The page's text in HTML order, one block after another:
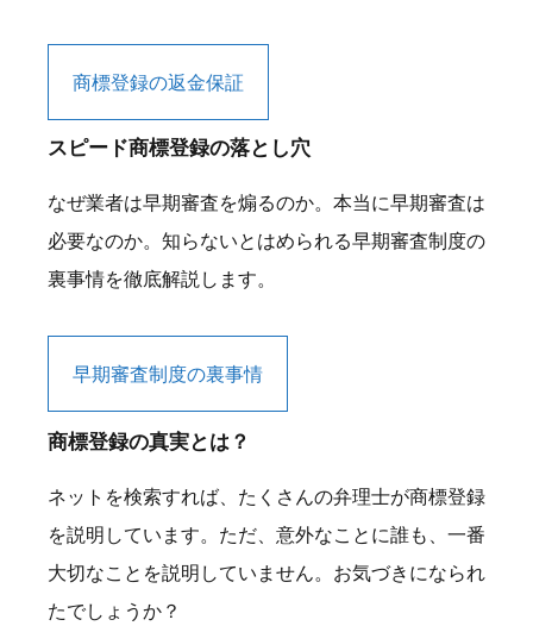
商標登録の返金保証
スピード商標登録の落とし穴
なぜ業者は早期審査を煽るのか。本当に早期審査は
必要なのか。知らないとはめられる早期審査制度の
裏事情を徹底解説します。
早期審査制度の裏事情
商標登録の真実とは？
ネットを検索すれば、たくさんの弁理士が商標登録
を説明しています。ただ、意外なことに誰も、一番
大切なことを説明していません。お気づきになられ
たでしょうか？